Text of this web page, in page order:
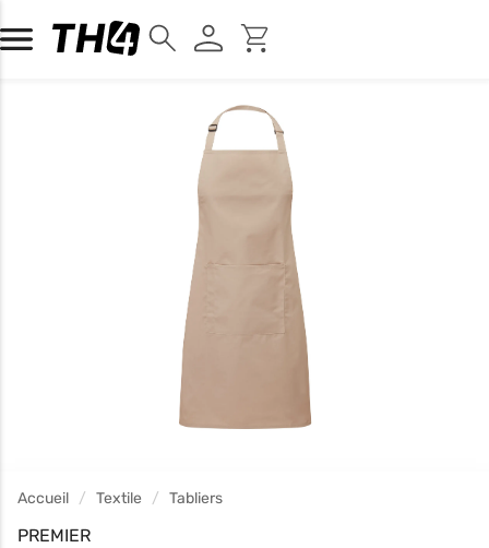
Accueil Textile Tabliers
PREMIER